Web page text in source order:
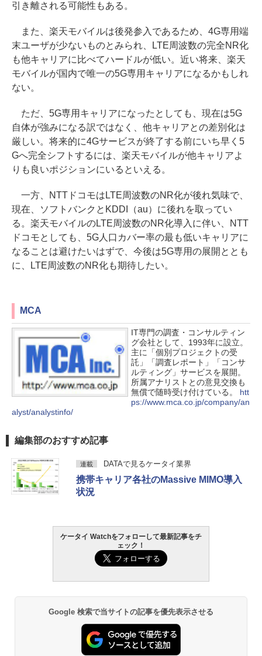
引き離される可能性もある。
また、楽天モバイルは後発参入であるため、4G専用端
末ユーザが少ないものとみられ、LTE周波数の完全NR化
も他キャリアに比べてハードルが低い。近い将来、楽天
モバイルが国内で唯一の5G専用キャリアになるかもしれ
ない。
ただ、5G専用キャリアになったとしても、現在は5G
自体が強みになる訳ではなく、他キャリアとの差別化は
厳しい。将来的に4Gサービスが終了する前にいち早く5
Gへ完全シフトするには、楽天モバイルが他キャリアよ
りも良いポジションにいるといえる。
一方、NTTドコモはLTE周波数のNR化が後れ気味で、
現在、ソフトバンクとKDDI（au）に後れを取ってい
る。楽天モバイルのLTE周波数のNR化導入に伴い、NTT
ドコモとしても、5G人口カバー率の最も低いキャリアに
なることは避けたいはずで、今後は5G専用の展開ととも
に、LTE周波数のNR化も期待したい。
MCA
IT専門の調査・コンサルティン
グ会社として、1993年に設立。
主に「個別プロジェクトの受
託」「調査レポート」「コンサ
ルティング」サービスを展開。
所属アナリストとの意見交換も
無償で随時受け付けている。 htt
ps://www.mca.co.jp/company/an
alyst/analystinfo/
編集部のおすすめ記事
連載 DATAで見るケータイ業界
携帯キャリア各社のMassive MIMO導入
状況
ケータイ Watchをフォローして最新記事をチ
ェック！
Google 検索で当サイトの記事を優先表示させる